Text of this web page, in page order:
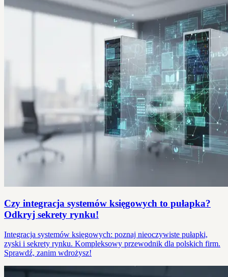
Czy integracja systemów księgowych to pułapka?
Odkryj sekrety rynku!
Integracja systemów księgowych: poznaj nieoczywiste pułapki,
zyski i sekrety rynku. Kompleksowy przewodnik dla polskich firm.
Sprawdź, zanim wdrożysz!